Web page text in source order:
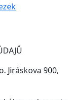
Jiráskova 900,